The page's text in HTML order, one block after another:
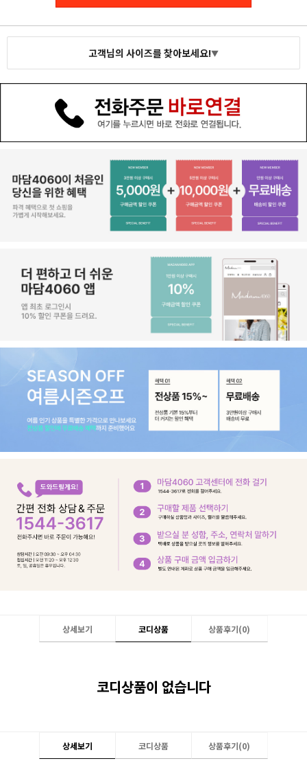
고객님의 사이즈를 찾아보세요!▼
상세보기 코디상품 상품후기(0)
코디상품이 없습니다
상세보기 코디상품 상품후기(0)